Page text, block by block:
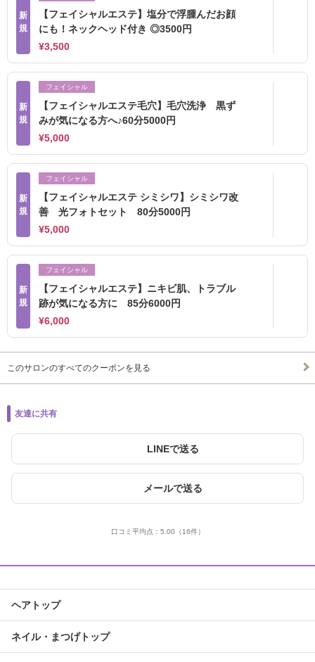
新
規
【フェイシャルエステ】塩分で浮腫んだお顔
にも！ネックヘッド付き ◎3500円
¥3,500
新
規
フェイシャル
【フェイシャルエステ毛穴】毛穴洗浄 黒ず
みが気になる方へ♪60分5000円
¥5,000
新
規
フェイシャル
【フェイシャルエステ シミシワ】シミシワ改
善 光フォトセット 80分5000円
¥5,000
新
規
フェイシャル
【フェイシャルエステ】ニキビ肌、トラブル
跡が気になる方に 85分6000円
¥6,000
このサロンのすべてのクーポンを見る
友達に共有
LINEで送る
メールで送る
口コミ平均点： 5.00 （16件）
ヘアトップ
ネイル・まつげトップ